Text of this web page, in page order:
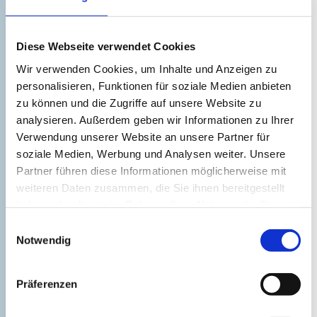
Diese Webseite verwendet Cookies
Wir verwenden Cookies, um Inhalte und Anzeigen zu
personalisieren, Funktionen für soziale Medien anbieten
zu können und die Zugriffe auf unsere Website zu
analysieren. Außerdem geben wir Informationen zu Ihrer
Verwendung unserer Website an unsere Partner für
soziale Medien, Werbung und Analysen weiter. Unsere
Partner führen diese Informationen möglicherweise mit
weiteren Daten zusammen, die Sie ihnen bereitgestellt
Notwendig
Präferenzen
St. Georgen-Kirche Wismar
Die St.-Georgen-Kirche ist eine der drei
großen Hauptkirchen Wismars und ein
hervorragendes Baudenkmal norddeutscher
Backsteingotik. Einst war sie das...
Mehr erfahren